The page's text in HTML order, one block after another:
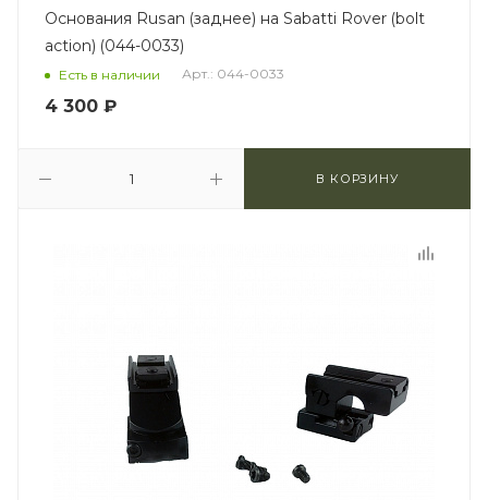
Основания Rusan (заднее) на Sabatti Rover (bolt
action) (044-0033)
Есть в наличии Арт.: 044-0033
4 300 ₽
В КОРЗИНУ